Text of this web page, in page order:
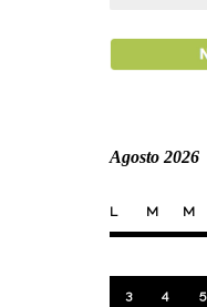
Agosto 2026
L M M
3 4 5